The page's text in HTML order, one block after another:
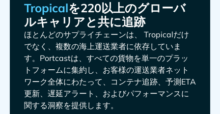
を220以上のグローバ
ルキャリアと共に追跡
ほとんどのサプライチェーンは、
だけ
でなく、複数の海上運送業者に依存していま
す。Portcastは、すべての貨物を単一のプラッ
トフォームに集約し、お客様の運送業者ネット
ワーク全体にわたって、コンテナ追跡、予測ETA
更新、遅延アラート、およびパフォーマンスに
関する洞察を提供します。